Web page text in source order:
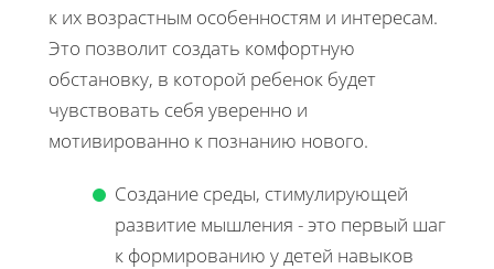
к их возрастным особенностям и интересам.
Это позволит создать комфортную
обстановку, в которой ребенок будет
чувствовать себя уверенно и
мотивированно к познанию нового.
Создание среды, стимулирующей
развитие мышления - это первый шаг
к формированию у детей навыков